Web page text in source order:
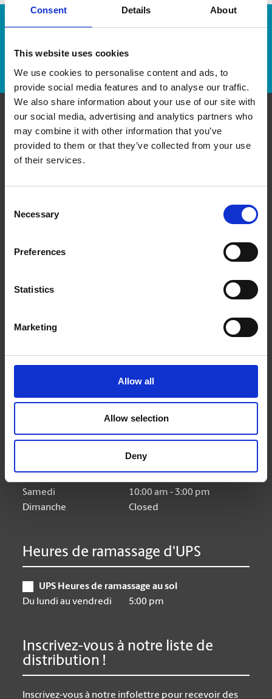
Consent Details About
This website uses cookies
We use cookies to personalise content and ads, to
provide social media features and to analyse our traffic.
We also share information about your use of our site with
our social media, advertising and analytics partners who
may combine it with other information that you’ve
provided to them or that they’ve collected from your use
of their services.
Selection
Necessary
Preferences
Statistics
Marketing
Allow all
Allow selection
Deny
Numéro de suivi :
Communiquer avec nous
The UPS Store#535
(204) 306-8366
store535@theupsstore.ca
Nous suivre
Heures d'ouverture
9:00 am - 6:30 pm
Mardi
9:00 am - 6:30 pm
9:00 am - 6:30 pm
Samedi
10:00 am - 3:00 pm
Dimanche
Closed
Heures de ramassage d'UPS
UPS Heures de ramassage au sol
Du lundi au vendredi
5:00 pm
Inscrivez-vous à notre liste de
distribution !
Inscrivez-vous à notre infolettre pour recevoir des